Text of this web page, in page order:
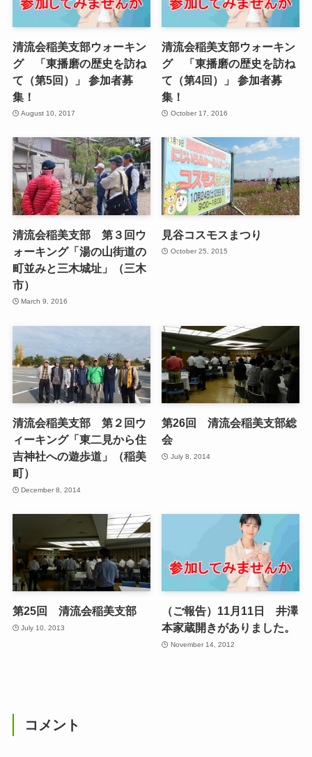
清流会稲美支部ウォーキン
グ 「東播磨の歴史を訪ね
て（第5回）」 参加者募
集！
August 10, 2017
清流会稲美支部ウォーキン
グ 「東播磨の歴史を訪ね
て（第4回）」 参加者募
集！
October 17, 2016
清流会稲美支部 第３回ウ
ォーキング「湯の山街道の
町並みと三木城址」（三木
市）
March 9, 2016
見谷コスモスまつり
October 25, 2015
清流会稲美支部 第２回ウ
ィーキング「東二見から住
吉神社への遊歩道」（稲美
町）
December 8, 2014
第26回 清流会稲美支部総
会
July 8, 2014
第25回 清流会稲美支部
July 10, 2013
（ご報告）11月11日 井澤
本家蔵開きがありました。
November 14, 2012
コメント